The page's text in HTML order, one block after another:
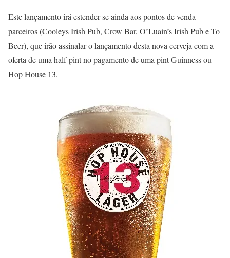
Este lançamento irá estender-se ainda aos pontos de venda
parceiros (Cooleys Irish Pub, Crow Bar, O’Luain’s Irish Pub e To
Beer), que irão assinalar o lançamento desta nova cerveja com a
oferta de uma half-pint no pagamento de uma pint Guinness ou
Hop House 13.